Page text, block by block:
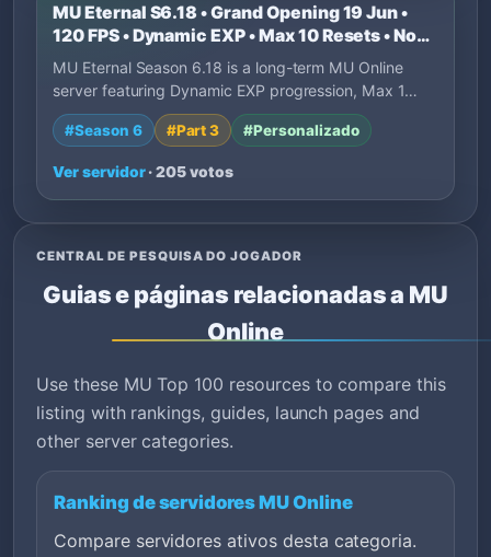
MU Eternal S6.18 • Grand Opening 19 Jun •
120 FPS • Dynamic EXP • Max 10 Resets • No
P2W
MU Eternal Season 6.18 is a long-term MU Online
server featuring Dynamic EXP progression, Max 1…
#Season 6 #Part 3 #Personalizado
Ver servidor· 205 votos
CENTRAL DE PESQUISA DO JOGADOR
Guias e páginas relacionadas a MU
Online
Use these MU Top 100 resources to compare this
listing with rankings, guides, launch pages and
other server categories.
Ranking de servidores MU Online
Compare servidores ativos desta categoria.